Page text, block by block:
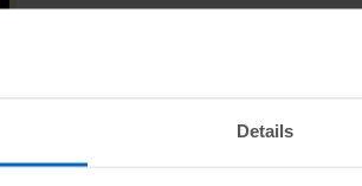
Details